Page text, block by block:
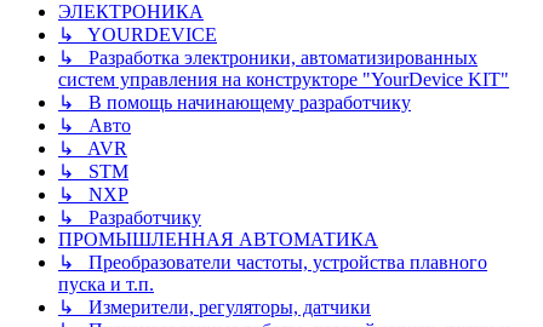
ЭЛЕКТРОНИКА
↳ YOURDEVICE
↳ Разработка электроники, автоматизированных
систем управления на конструкторе "YourDevice KIT"
↳ В помощь начинающему разработчику
↳ Авто
↳ AVR
↳ STM
↳ NXP
↳ Разработчику
ПРОМЫШЛЕННАЯ АВТОМАТИКА
↳ Преобразователи частоты, устройства плавного
пуска и т.п.
↳ Измерители, регуляторы, датчики